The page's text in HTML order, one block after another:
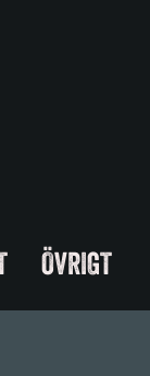
ÖVRIGT